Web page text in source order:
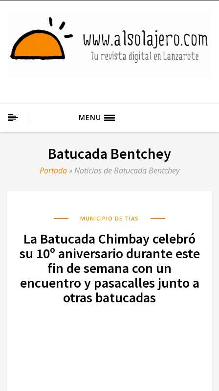
MENU
Batucada Bentchey
Portada» Noticias de Batucada Bentchey
MUNICIPIO DE TÍAS
La Batucada Chimbay celebró
su 10º aniversario durante este
fin de semana con un
encuentro y pasacalles junto a
otras batucadas